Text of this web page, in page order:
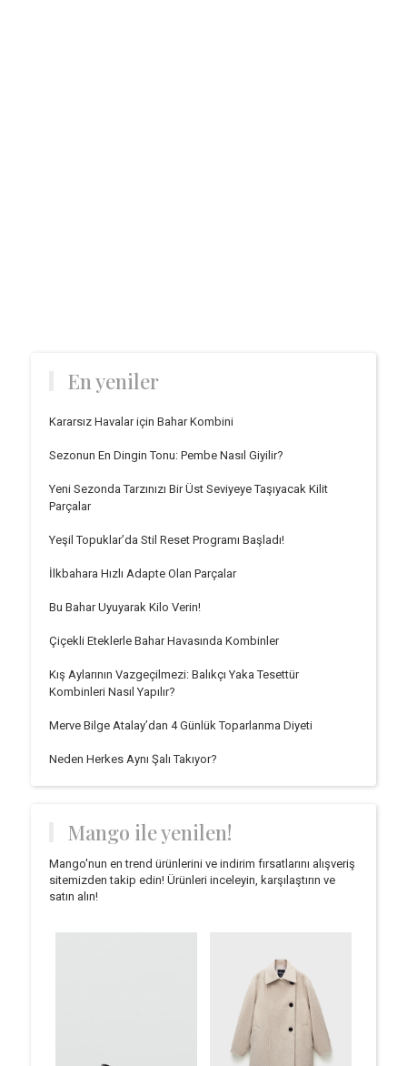
En yeniler
Kararsız Havalar için Bahar Kombini
Sezonun En Dingin Tonu: Pembe Nasıl Giyilir?
Yeni Sezonda Tarzınızı Bir Üst Seviyeye Taşıyacak Kilit
Parçalar
Yeşil Topuklar’da Stil Reset Programı Başladı!
İlkbahara Hızlı Adapte Olan Parçalar
Bu Bahar Uyuyarak Kilo Verin!
Çiçekli Eteklerle Bahar Havasında Kombinler
Kış Aylarının Vazgeçilmezi: Balıkçı Yaka Tesettür
Kombinleri Nasıl Yapılır?
Merve Bilge Atalay’dan 4 Günlük Toparlanma Diyeti
Neden Herkes Aynı Şalı Takıyor?
Mango ile yenilen!
Mango'nun en trend ürünlerini ve indirim fırsatlarını alışveriş
sitemizden takip edin! Ürünleri inceleyin, karşılaştırın ve
satın alın!